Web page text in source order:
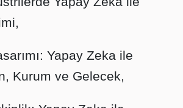
Yapay Zeka ile
Kurum ve Gelecek,